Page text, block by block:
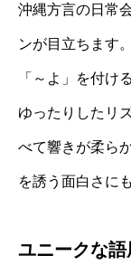
沖縄方言の日常
ンが目立ちます
「～よ」を付け
ゆったりしたリ
べて響きが柔ら
を誘う面白さに
ユニークな